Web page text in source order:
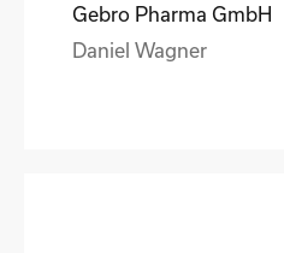
Gebro Pharma GmbH
Daniel Wagner